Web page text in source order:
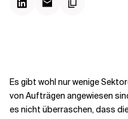
Es gibt wohl nur wenige
von Aufträgen angewiesen
es nicht überraschen, dass